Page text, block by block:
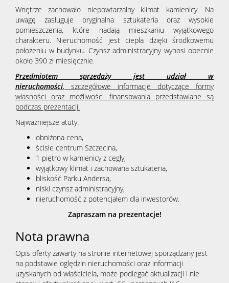
Wnętrze zachowało niepowtarzalny klimat kamienicy. Na
uwagę zasługuje oryginalna sztukateria oraz wysokie
pomieszczenia, które nadają mieszkaniu wyjątkowego
charakteru. Nieruchomość jest ciepła dzięki środkowemu
położeniu w budynku. Czynsz administracyjny wynosi obecnie
około 390 zł miesięcznie.
Przedmiotem sprzedaży jest udział w
nieruchomości, szczegółowe informacje dotyczące formy
własności oraz możliwości finansowania przedstawiane są
podczas prezentacji.
Najważniejsze atuty:
obniżona cena,
ścisłe centrum Szczecina,
1 piętro w kamienicy z cegły,
wyjątkowy klimat i zachowana sztukateria,
bliskość Parku Andersa,
niski czynsz administracyjny,
nieruchomość z potencjałem dla inwestorów.
Zapraszam na prezentacje!
Nota prawna
Opis oferty zawarty na stronie internetowej sporządzany jest
na podstawie oględzin nieruchomości oraz informacji
uzyskanych od właściciela, może podlegać aktualizacji i nie